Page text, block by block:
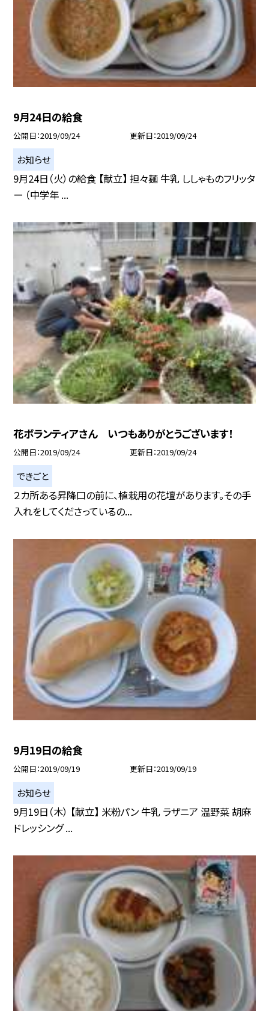
9月24日の給食
公開日 2019/09/24 更新日 2019/09/24
お知らせ
9月24日（火）の給食 【献立】 担々麺 牛乳 ししゃものフリッタ
ー （中学年 ...
花ボランティアさん いつもありがとうございます！
公開日 2019/09/24 更新日 2019/09/24
できごと
２カ所ある昇降口の前に、植栽用の花壇があります。その手
入れをしてくださっているの...
9月19日の給食
公開日 2019/09/19 更新日 2019/09/19
お知らせ
9月19日（木） 【献立】 米粉パン 牛乳 ラザニア 温野菜 胡麻
ドレッシング ...